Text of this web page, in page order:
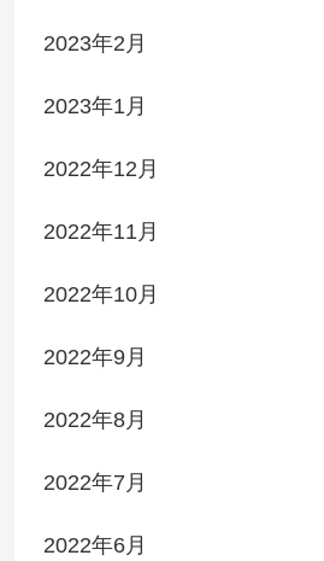
2023年2月
2023年1月
2022年12月
2022年11月
2022年10月
2022年9月
2022年8月
2022年7月
2022年6月